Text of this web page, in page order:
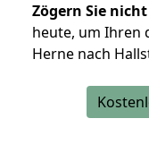
Zögern Sie nicht
heute, um Ihren
Herne nach